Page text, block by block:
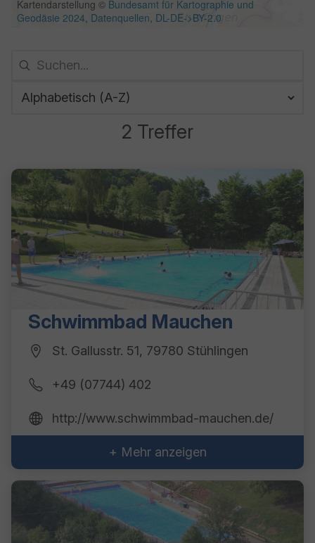
2 Treffer
2 Ergebnisse gefunden
Schwimmbad Mauchen
St. Gallusstr. 51, 79780 Stühlingen
+49 (07744) 402
http://www.schwimmbad-mauchen.de/
+ Mehr anzeigen